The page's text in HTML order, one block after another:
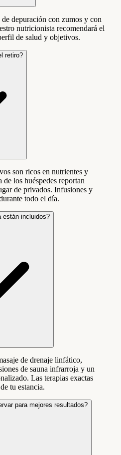
depuración con zumos y con
nutricionista recomendará el
de salud y objetivos.
retiro?
son ricos en nutrientes y
los huéspedes reportan
de privados. Infusiones y
todo el día.
están incluidos?
de drenaje linfático,
de sauna infrarroja y un
Las terapias exactas
tu estancia.
para mejores resultados?